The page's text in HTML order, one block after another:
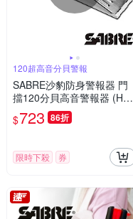
120超高音分貝警報
SABRE沙豹防身警報器 門
擋120分貝高音警報器 (HS-
DSA)-8H
$723 86折
限時下殺 券